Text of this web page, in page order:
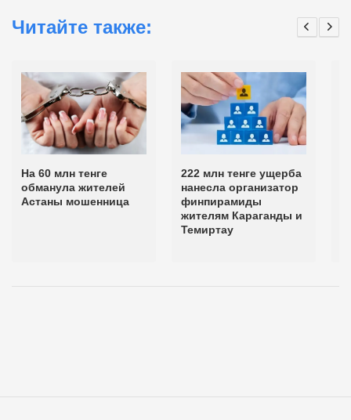
Читайте также:
На 60 млн тенге
обманула жителей
Астаны мошенница
222 млн тенге ущерба
нанесла организатор
финпирамиды
жителям Караганды и
Темиртау